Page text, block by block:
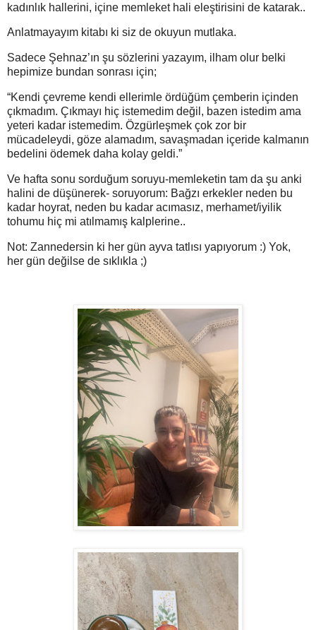
kadınlık hallerini, içine memleket hali eleştirisini de katarak..
Anlatmayayım kitabı ki siz de okuyun mutlaka.
Sadece Şehnaz’ın şu sözlerini yazayım, ilham olur belki
hepimize bundan sonrası için;
“Kendi çevreme kendi ellerimle ördüğüm çemberin içinden
çıkmadım. Çıkmayı hiç istemedim değil, bazen istedim ama
yeteri kadar istemedim. Özgürleşmek çok zor bir
mücadeleydi, göze alamadım, savaşmadan içeride kalmanın
bedelini ödemek daha kolay geldi.”
Ve hafta sonu sorduğum soruyu-memleketin tam da şu anki
halini de düşünerek- soruyorum: Bağzı erkekler neden bu
kadar hoyrat, neden bu kadar acımasız, merhamet/iyilik
tohumu hiç mi atılmamış kalplerine..
Not: Zannedersin ki her gün ayva tatlısı yapıyorum :) Yok,
her gün değilse de sıklıkla ;)